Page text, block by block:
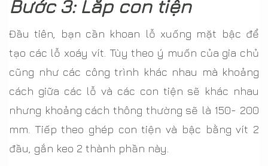
Bước 3: Lắp con tiện
Đầu tiên, bạn cần khoan lỗ xuống mặt bậc để
tạo các lỗ xoáy vít. Tùy theo ý muốn của gia chủ
cũng như các công trình khác nhau mà khoảng
cách giữa các lỗ và các con tiện sẽ khác nhau
nhưng khoảng cách thông thường sẽ là 150- 200
mm. Tiếp theo ghép con tiện và bậc bằng vít 2
đầu, gắn keo 2 thành phần này.